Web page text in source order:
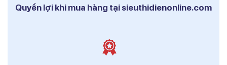
Quyền lợi khi mua hàng tại sieuthidienonline.com